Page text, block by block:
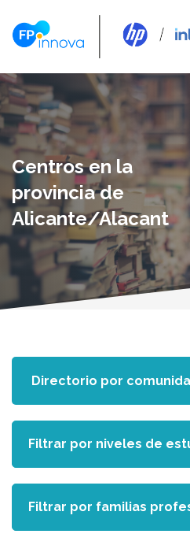
Centros en la
provincia de
Alicante/Alacant
Filtrar por niveles de
Filtrar por familias